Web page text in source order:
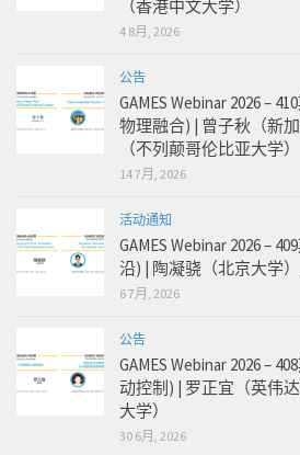
（香港中文大学）
4 8月, 2026
公告
GAMES Webinar 2026 –
物理融合) | 曾子秋（新
（不列颠哥伦比亚大学）
14 7月, 2026
活动通知
GAMES Webinar 2026 –
沿) | 陶凝骁（北京大学
6 7月, 2026
公告
GAMES Webinar 2026 –
动控制) | 罗正宜（英伟
大学）
30 6月, 2026